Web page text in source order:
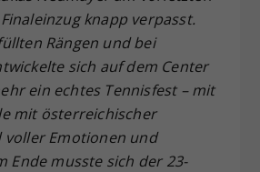
knapp verpasst.
Rängen und bei
sich auf dem Center
ein echtes Tennisfest – mit
mit österreichischer
voller Emotionen und
Ende musste sich der 23-
Wert speichert Ihre Consent-
Unter anderem eine
generierte ID, für die
Speicherung Ihrer
Betreiber dies eingestellt